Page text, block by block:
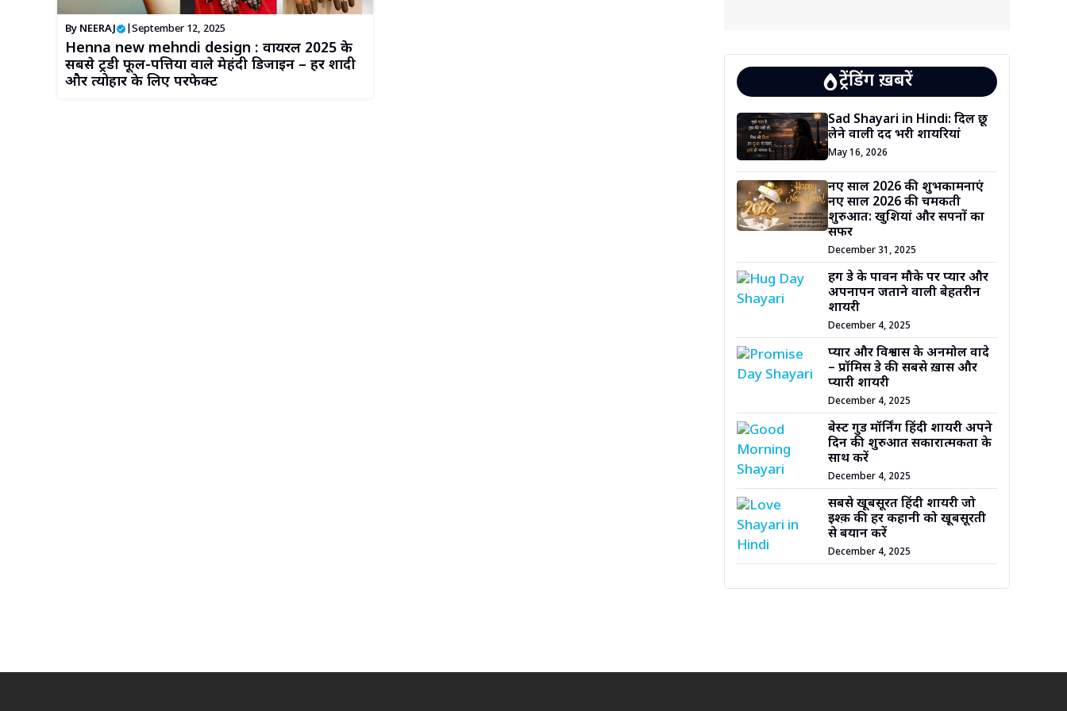
By NEERAJ September 12, 2025
Henna new mehndi design : वायरल 2025 के
सबसे ट्रेंडी फूल-पत्तियों वाले मेहंदी डिजाइन – हर शादी
और त्योहार के लिए परफेक्ट
ट्रेंडिंग ख़बरें
Sad Shayari in Hindi: दिल छू
लेने वाली दर्द भरी शायरियां
May 16, 2026
नए साल 2026 की शुभकामनाएं
नए साल 2026 की चमकती
शुरुआत: खुशियां और सपनों का
सफर
December 31, 2025
हग डे के पावन मौके पर प्यार और
अपनापन जताने वाली बेहतरीन
शायरी
December 4, 2025
प्यार और विश्वास के अनमोल वादे
– प्रॉमिस डे की सबसे ख़ास और
प्यारी शायरी
December 4, 2025
बेस्ट गुड मॉर्निंग हिंदी शायरी अपने
दिन की शुरुआत सकारात्मकता के
साथ करें
December 4, 2025
सबसे खूबसूरत हिंदी शायरी जो
इश्क़ की हर कहानी को खूबसूरती
से बयान करें
December 4, 2025